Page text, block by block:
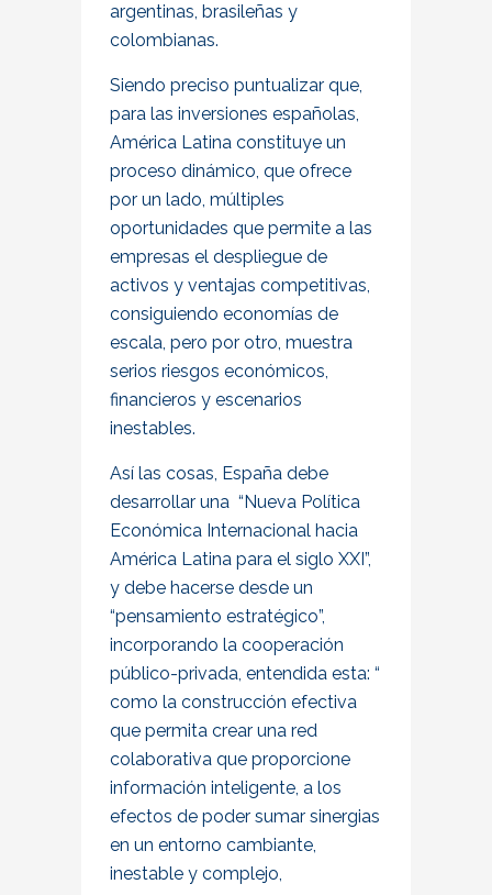
argentinas, brasileñas y
colombianas.
Siendo preciso puntualizar que,
para las inversiones españolas,
América Latina constituye un
proceso dinámico, que ofrece
por un lado, múltiples
oportunidades que permite a las
empresas el despliegue de
activos y ventajas competitivas,
consiguiendo economías de
escala, pero por otro, muestra
serios riesgos económicos,
financieros y escenarios
inestables.
Así las cosas, España debe
desarrollar una “Nueva Política
Económica Internacional hacia
América Latina para el siglo XXI”,
y debe hacerse desde un
“pensamiento estratégico”,
incorporando la cooperación
público-privada, entendida esta: “
como la construcción efectiva
que permita crear una red
colaborativa que proporcione
información inteligente, a los
efectos de poder sumar sinergias
en un entorno cambiante,
inestable y complejo,